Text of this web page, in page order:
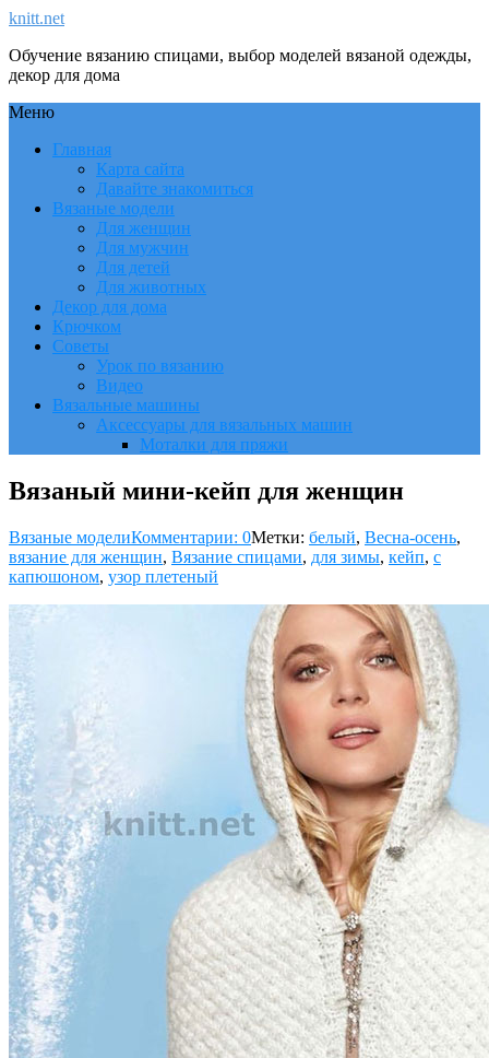
knitt.net
Обучение вязанию спицами, выбор моделей вязаной одежды,
декор для дома
Меню
Главная
Карта сайта
Давайте знакомиться
Вязаные модели
Для женщин
Для мужчин
Для детей
Для животных
Декор для дома
Крючком
Советы
Урок по вязанию
Видео
Вязальные машины
Аксессуары для вязальных машин
Моталки для пряжи
Вязаный мини-кейп для женщин
Вязаные моделиКомментарии: 0Метки: белый, Весна-осень,
вязание для женщин, Вязание спицами, для зимы, кейп, с
капюшоном, узор плетеный